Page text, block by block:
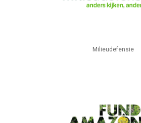
Milieudefensie